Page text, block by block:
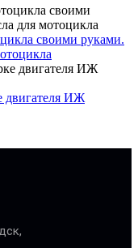
своими руками.
двигателя ИЖ